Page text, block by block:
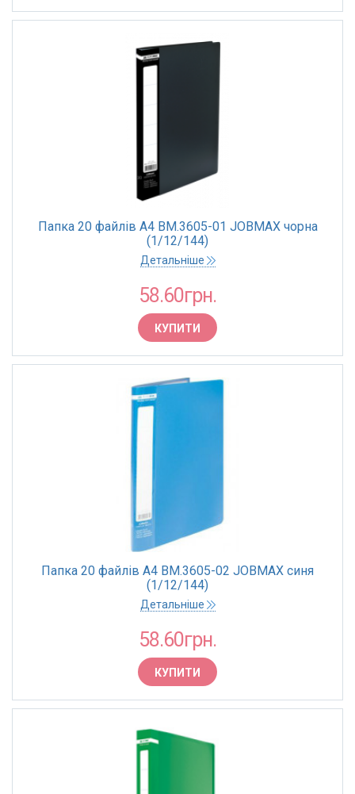
Папка 20 файлів А4 BM.3605-01 JOBMAX чорна
(1/12/144)
Детальніше
58.60грн.
КУПИТИ
Папка 20 файлів А4 BM.3605-02 JOBMAX синя
(1/12/144)
Детальніше
58.60грн.
КУПИТИ